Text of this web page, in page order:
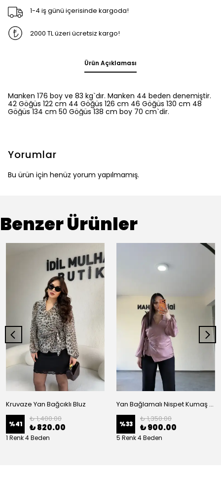
1-4 iş günü içerisinde kargoda!
2000 TL üzeri ücretsiz kargo!
Ürün Açıklaması
Manken 176 boy ve 83 kg`dır. Manken 44 beden denemiştir.
42 Göğüs 122 cm 44 Göğüs 126 cm 46 Göğüs 130 cm 48
Göğüs 134 cm 50 Göğüs 138 cm boy 70 cm`dir.
Yorumlar
Bu ürün için henüz yorum yapılmamış.
Benzer Ürünler
Kruvaze Yan Bağcıklı Bluz
%41
₺ 1,400.00
₺ 820.00
1 Renk 4 Beden
Yan Bağlamalı Nispet Kumaş Bluz
%33
₺ 1,350.00
₺ 900.00
5 Renk 4 Beden